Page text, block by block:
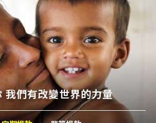
我們有改變世界的力量